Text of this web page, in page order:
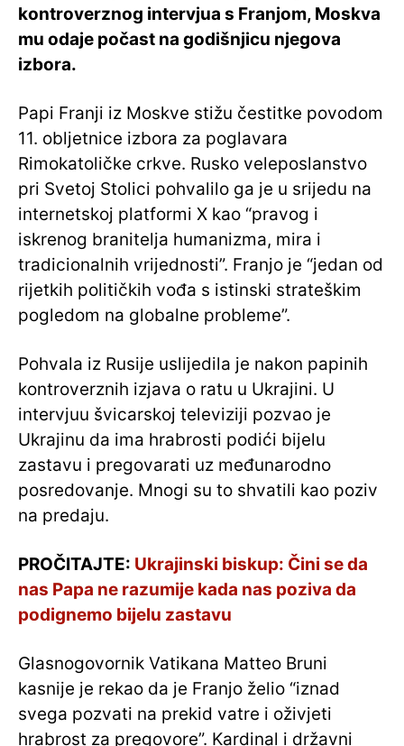
kontroverznog intervjua s Franjom, Moskva
mu odaje počast na godišnjicu njegova
izbora.
Papi Franji iz Moskve stižu čestitke povodom
11. obljetnice izbora za poglavara
Rimokatoličke crkve. Rusko veleposlanstvo
pri Svetoj Stolici pohvalilo ga je u srijedu na
internetskoj platformi X kao “pravog i
iskrenog branitelja humanizma, mira i
tradicionalnih vrijednosti”. Franjo je “jedan od
rijetkih političkih vođa s istinski strateškim
pogledom na globalne probleme”.
Pohvala iz Rusije uslijedila je nakon papinih
kontroverznih izjava o ratu u Ukrajini. U
intervjuu švicarskoj televiziji pozvao je
Ukrajinu da ima hrabrosti podići bijelu
zastavu i pregovarati uz međunarodno
posredovanje. Mnogi su to shvatili kao poziv
na predaju.
PROČITAJTE: Ukrajinski biskup: Čini se da
nas Papa ne razumije kada nas poziva da
podignemo bijelu zastavu
Glasnogovornik Vatikana Matteo Bruni
kasnije je rekao da je Franjo želio “iznad
svega pozvati na prekid vatre i oživjeti
hrabrost za pregovore”. Kardinal i državni